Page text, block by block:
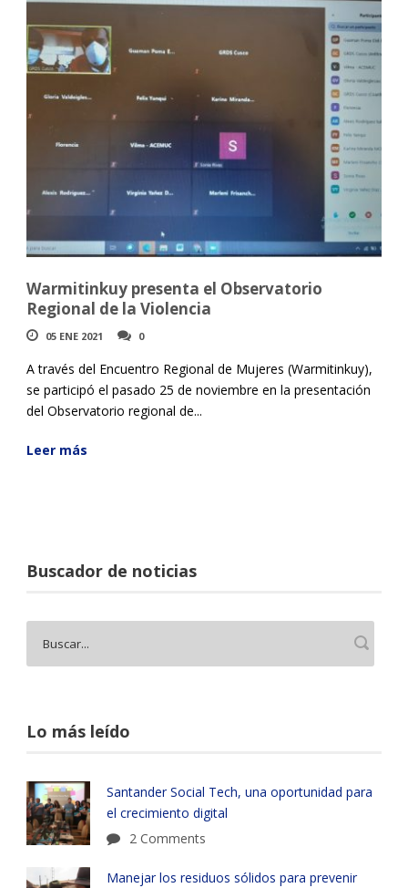
Warmitinkuy presenta el Observatorio
Regional de la Violencia
05 ENE 2021 0
A través del Encuentro Regional de Mujeres (Warmitinkuy),
se participó el pasado 25 de noviembre en la presentación
del Observatorio regional de...
Leer más
Buscador de noticias
Lo más leído
Santander Social Tech, una oportunidad para
el crecimiento digital
2 Comments
Manejar los residuos sólidos para prevenir